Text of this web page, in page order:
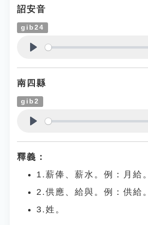
詔安音
gib24
南四縣
gib2
釋義：
1.薪俸、薪水。例：月給。
2.供應、給與。例：供給。
3.姓。